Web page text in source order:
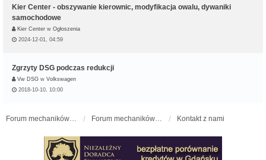
Kier Center - obszywanie kierownic, modyfikacja owalu, dywaniki
samochodowe
Kier Center w Ogłoszenia
2024-12-01, 04:59
Zgrzyty DSG podczas redukcji
Vw DSG w Volkswagen
2018-10-10, 10:00
Kontakt z nami